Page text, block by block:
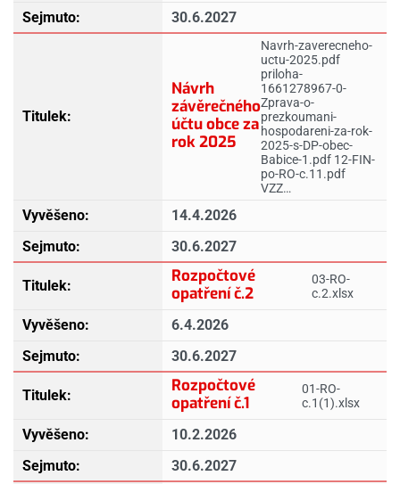
30.6.2027
Návrh
závěrečného
účtu obce za
rok 2025
Navrh-zaverecneho-
uctu-2025.pdf
priloha-
1661278967-0-
Zprava-o-
prezkoumani-
hospodareni-za-rok-
2025-s-DP-obec-
Babice-1.pdf 12-FIN-
po-RO-c.11.pdf
VZZ…
14.4.2026
30.6.2027
Rozpočtové
opatření č.2
03-RO-
c.2.xlsx
6.4.2026
30.6.2027
Rozpočtové
opatření č.1
01-RO-
c.1(1).xlsx
10.2.2026
30.6.2027